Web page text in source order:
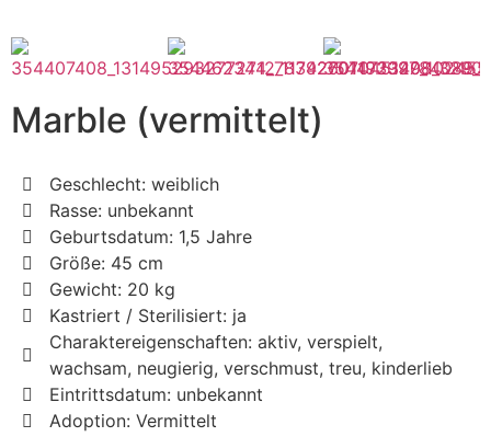
Marble (vermittelt)
Geschlecht: weiblich
Rasse: unbekannt
Geburtsdatum: 1,5 Jahre
Größe: 45 cm
Gewicht: 20 kg
Kastriert / Sterilisiert: ja
Charaktereigenschaften: aktiv, verspielt,
wachsam, neugierig, verschmust, treu, kinderlieb
Eintrittsdatum: unbekannt
Adoption: Vermittelt